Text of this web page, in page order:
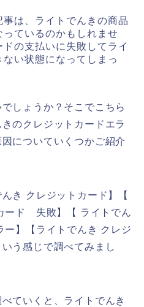
は、ライトでんきの商品
ているのかもしれませ
の支払いに失敗してライ
ない状態になってしまっ
しょうか？そこでこちら
のクレジットカードエラ
についていくつかご紹介
き クレジットカード】【
ード 失敗】【 ライトでん
】【ライトでんき クレジ
う感じで調べてみまし
ていくと、ライトでんき